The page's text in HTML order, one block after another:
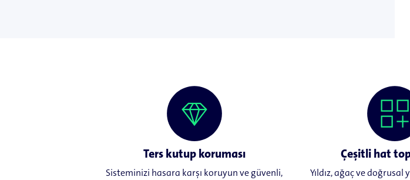
Ters kutup koruması
Sisteminizi hasara karşı koruyun ve güvenli,
Çeşitli hat
Yıldız, ağaç ve